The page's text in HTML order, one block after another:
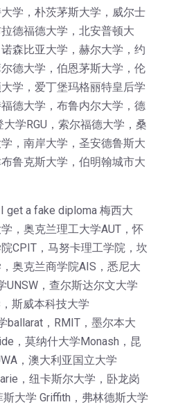
学，朴茨茅斯大学，威尔士
德福德大学，北安普顿大
森比亚大学，赫尔大学，约
德大学，伯恩茅斯大学，伦
学，爱丁堡玛格丽特皇后学
德大学，布鲁内尔大学，德
学RGU，索尔福德大学，桑
，南岸大学，圣安德鲁斯大
鲁克斯大学，伯明翰城市大
get a fake diploma 梅西大
，奥克兰理工大学AUT，怀
CPIT，马努卡理工学院，坎
奥克兰商学院AIS，悉尼大
UNSW，查尔斯达尔文大学
斯威本科技大学
ballarat，RMIT，墨尔本大
，莫纳什大学Monash，昆
，澳大利亚国立大学
，纽卡斯尔大学，卧龙岗
大学 Griffith，弗林德斯大学